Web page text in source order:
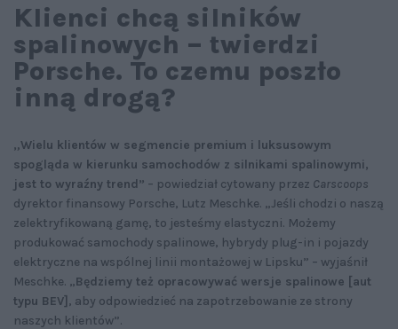
Klienci chcą silników
spalinowych – twierdzi
Porsche. To czemu poszło
inną drogą?
„Wielu klientów w segmencie premium i luksusowym
spogląda w kierunku samochodów z silnikami spalinowymi,
jest to wyraźny trend” – powiedział cytowany przez Carscoops
dyrektor finansowy Porsche, Lutz Meschke. „Jeśli chodzi o naszą
zelektryfikowaną gamę, to jesteśmy elastyczni. Możemy
produkować samochody spalinowe, hybrydy plug-in i pojazdy
elektryczne na wspólnej linii montażowej w Lipsku” – wyjaśnił
Meschke. „Będziemy też opracowywać wersje spalinowe [aut
typu BEV] , aby odpowiedzieć na zapotrzebowanie ze strony
naszych klientów”.